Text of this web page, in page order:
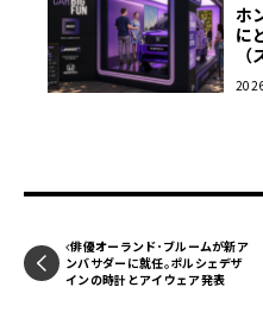
ホ
に
俳優オーランド･ブルームが新ア
ンバサダーに就任｡ポルシェデザ
インの時計とアイウェア発表